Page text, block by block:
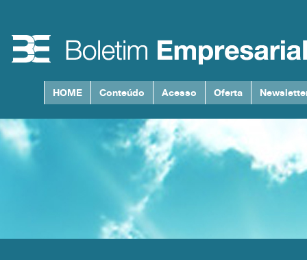
Oferta
Acesso
Conteúdo
HOME